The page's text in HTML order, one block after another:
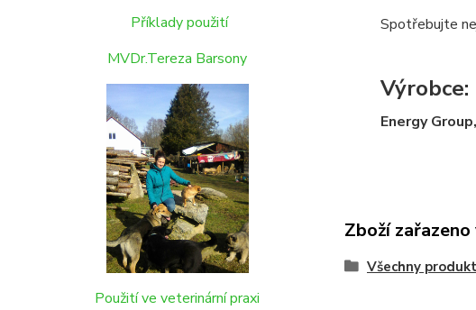
Příklady použití
MVDr.Tereza Barsony
Použití ve veterinární praxi
Spotřebujte
Výrobce:
Energy
Zboží
Všechny